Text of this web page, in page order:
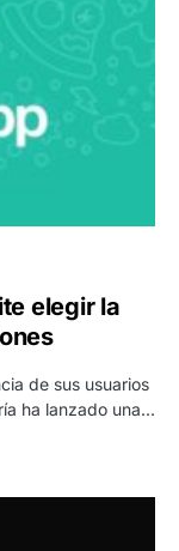
elegir la
de sus usuarios
ha lanzado una…